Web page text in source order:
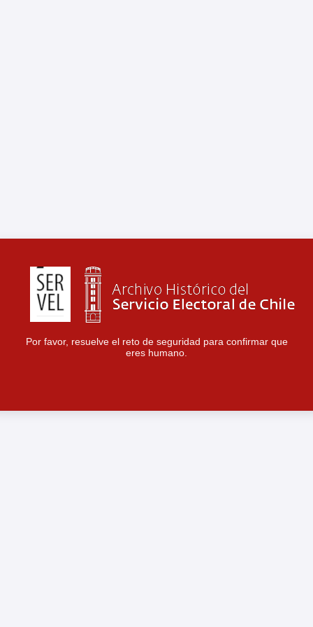
Por favor, resuelve el reto de seguridad para confirmar que
eres humano.